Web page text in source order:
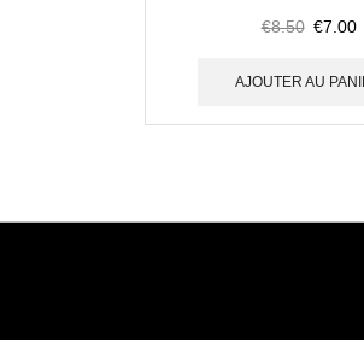
€8.50 €7.00
AJOUTER AU